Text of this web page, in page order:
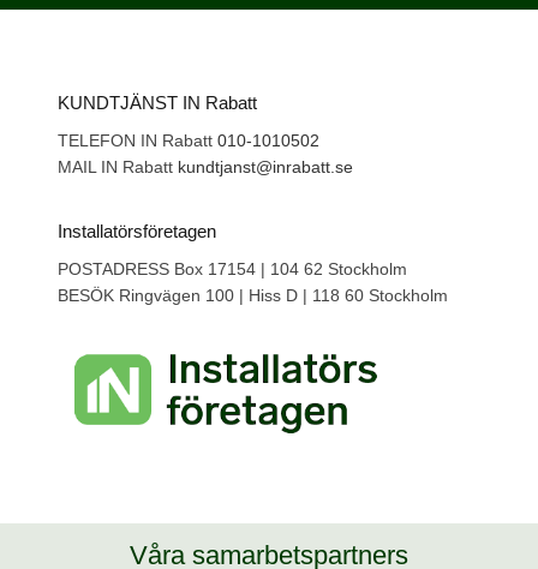
KUNDTJÄNST IN Rabatt
TELEFON IN Rabatt 010-1010502
MAIL IN Rabatt kundtjanst@inrabatt.se
Installatörsföretagen
POSTADRESS Box 17154 | 104 62 Stockholm
BESÖK Ringvägen 100 | Hiss D | 118 60 Stockholm
Våra samarbetspartners